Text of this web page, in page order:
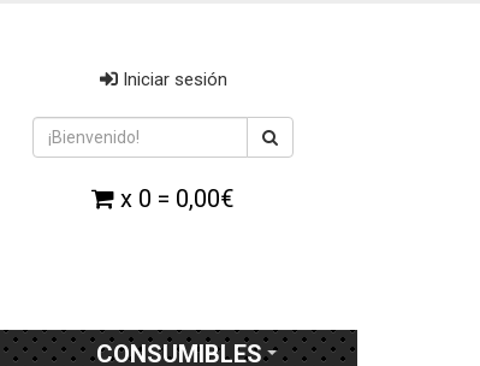
Iniciar sesión
x 0 = 0,00€
CONSUMIBLES